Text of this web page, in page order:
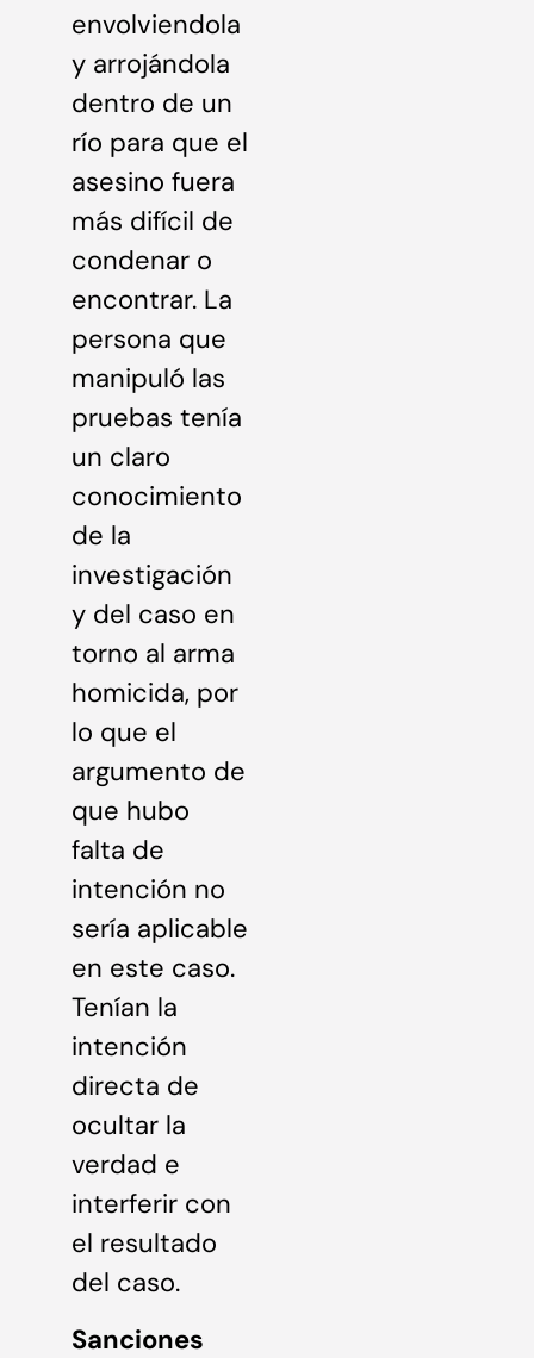
envolviendola
y arrojándola
dentro de un
río para que el
asesino fuera
más difícil de
condenar o
encontrar. La
persona que
manipuló las
pruebas tenía
un claro
conocimiento
de la
investigación
y del caso en
torno al arma
homicida, por
lo que el
argumento de
que hubo
falta de
intención no
sería aplicable
en este caso.
Tenían la
intención
directa de
ocultar la
verdad e
interferir con
el resultado
del caso.
Sanciones